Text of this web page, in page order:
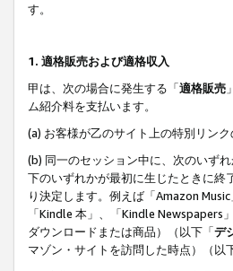
す。
1. 適格販売および適格収入
甲は、次の場合に発生する「適格販売
ム紹介料を支払います。
(a) お客様が乙のサイト上の特別リン
(b) 同一のセッション中に、次のいず
下のいずれかが最初に生じたときに終
り決定します。例えば「Amazon
「Kindle 本」、「Kindle
ダウンロードまたは商品）（以下「デ
マゾン・サイトを訪問した時点）（以